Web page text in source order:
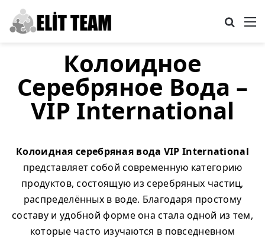
Колоидное
Серебряное Вода –
VIP International
Колоидная серебряная вода VIP International
представляет собой современную категорию
продуктов, состоящую из серебряных частиц,
распределённых в воде. Благодаря простому
составу и удобной форме она стала одной из тем,
которые часто изучаются в повседневном